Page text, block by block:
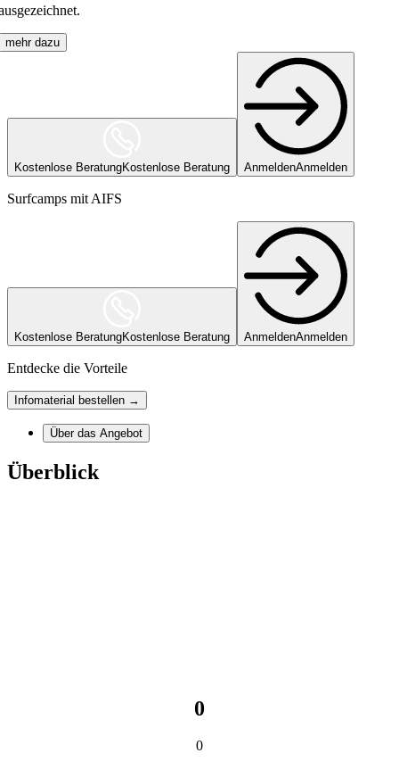
mehr dazu
Kostenlose BeratungKostenlose Beratung AnmeldenAnmelden
Surfcamps mit AIFS
Kostenlose BeratungKostenlose Beratung AnmeldenAnmelden
Entdecke die Vorteile
Infomaterial bestellen →
Über das Angebot
Überblick
0
0